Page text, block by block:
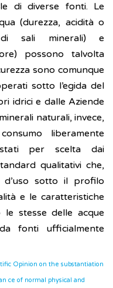
di diverse fonti. Le
(durezza, acidità o
di sali minerali) e
possono talvolta
sono comunque
sotto l’egida del
idrici e dalle Aziende
naturali, invece,
liberamente
per scelta dai
qualitativi che,
sotto il profilo
e le caratteristiche
le stesse delle acque
fonti ufficialmente
Opinion on the substantiation
ce of normal physical and